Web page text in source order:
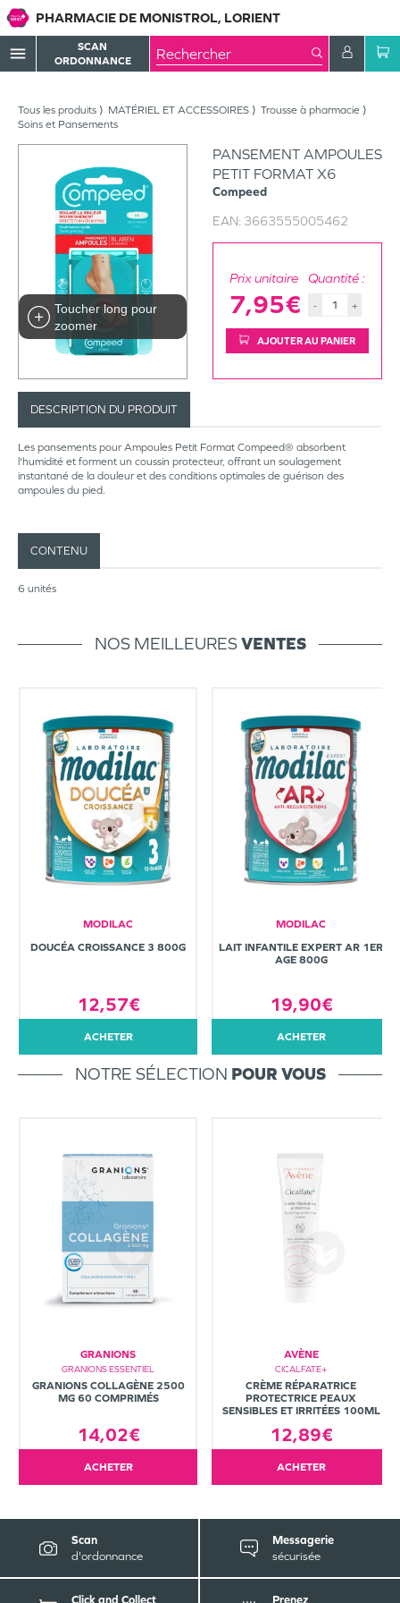
PHARMACIE DE MONISTROL, LORIENT
menu
SCAN
ORDONNANCE
Tous les produits MATÉRIEL ET ACCESSOIRES
Trousse à pharmacie
Soins et Pansements
Toucher long pour
zoomer
PANSEMENT AMPOULES
PETIT FORMAT X6
Compeed
EAN: 3663555005462
Prix unitaire
7,95€
Quantité :
- +
AJOUTER AU PANIER
DESCRIPTION DU PRODUIT
Les pansements pour Ampoules Petit Format Compeed® absorbent
l'humidité et forment un coussin protecteur, offrant un soulagement
instantané de la douleur et des conditions optimales de guérison des
ampoules du pied.
CONTENU
6 unités
NOS MEILLEURESVENTES
MODILAC
DOUCÉA CROISSANCE 3 800G
12,57€
ACHETER
MODILAC
LAIT INFANTILE EXPERT AR 1ER
AGE 800G
19,90€
ACHETER
NOTRE SÉLECTION POUR VOUS
GRANIONS
GRANIONS ESSENTIEL
GRANIONS COLLAGÈNE 2500
MG 60 COMPRIMÉS
14,02€
ACHETER
AVÈNE
CICALFATE+
CRÈME RÉPARATRICE
PROTECTRICE PEAUX
SENSIBLES ET IRRITÉES 100ML
12,89€
ACHETER
Scan
d'ordonnance
Messagerie
sécurisée
Click and Collect
Prenez